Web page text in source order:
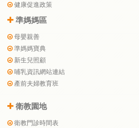
健康促進政策
準媽媽區
母嬰親善
準媽媽寶典
新生兒照顧
哺乳資訊網站連結
產前夫婦教育班
衛教園地
衛教門診時間表